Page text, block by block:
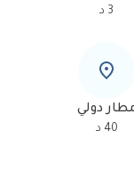
3 د
دولي
40 د